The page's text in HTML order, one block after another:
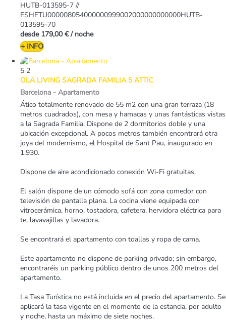
HUTB-013595-7 //
ESHFTU000008054000000999002000000000000HUTB-
013595-70
desde 179,00 € / noche
+ INFO
5 2
OLA LIVING SAGRADA FAMILIA 5 ATTIC
Barcelona - Apartamento
Ático totalmente renovado de 55 m2 con una gran terraza (18
metros cuadrados), con mesa y hamacas y unas fantásticas vistas
a la Sagrada Familia. Dispone de 2 dormitorios doble y una
ubicación excepcional. A pocos metros también encontrará otra
joya del modernismo, el Hospital de Sant Pau, inaugurado en
1.930.
Dispone de aire acondicionado conexión Wi-Fi gratuitas.
El salón dispone de un cómodo sofá con zona comedor con
televisión de pantalla plana. La cocina viene equipada con
vitrocerámica, horno, tostadora, cafetera, hervidora eléctrica para
te, lavavajillas y lavadora.
Se encontrará el apartamento con toallas y ropa de cama.
Este apartamento no dispone de parking privado; sin embargo,
encontraréis un parking público dentro de unos 200 metros del
apartamento.
La Tasa Turística no está incluida en el precio del apartamento. Se
aplicará la tasa vigente en el momento de la estancia, por adulto
y noche, hasta un máximo de siete noches.